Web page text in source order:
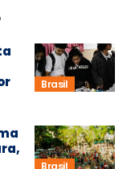
Brasil
Brasil